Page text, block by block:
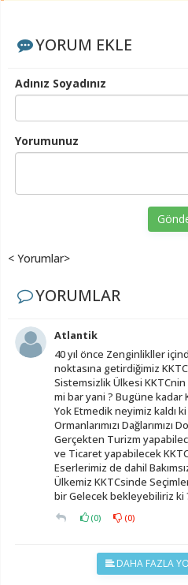
YORUM EKLE
Adınız Soyadınız
Yorumunuz
< Yorumlar>
YORUMLAR
Atlantik
40 yıl önce Zenginlikller
noktasına getirdiğimiz
Sistemsizlik Ülkesi
mi bar yani ? Bugüne kadar
Yok Etmedik neyimiz kaldı
Ormanlarımızı Dağlarımızı
Gerçekten Turizm
ve Ticaret yapabilecek
Eserlerimiz de dahil
Ülkemiz KKTCsinde
bir Gelecek bekleyebiliriz ki
(0) (0)
DAHA FAZLA